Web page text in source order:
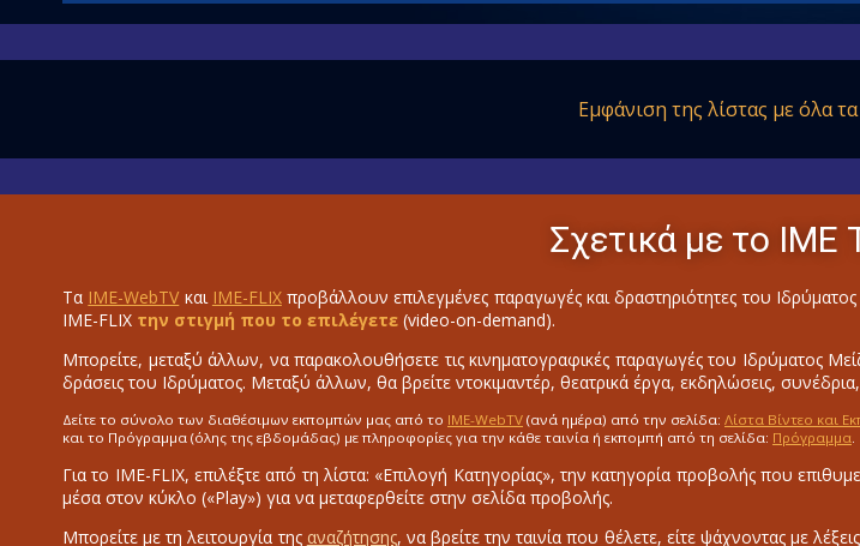
Εμφάνιση της λίστας με όλα
Σχετικά με το ΙΜΕ
Τα IME-WebTV και IME-FLIXπροβάλλουν επιλεγμένες παραγωγές και δραστηριότητες του
IME-FLIX την στιγμή που το επιλέγετε (video-on-demand).
Μπορείτε, μεταξύ άλλων, να παρακολουθήσετε τις κινηματογραφικές παραγωγές του Ιδρύματος
δράσεις του Ιδρύματος. Μεταξύ άλλων, θα βρείτε ντοκιμαντέρ, θεατρικά έργα, εκδηλώσεις,
Δείτε το σύνολο των διαθέσιμων εκπομπών μας από το IME-WebTV (ανά ημέρα) από την σελίδα: Λίστα Βίντεο και
και το Πρόγραμμα (όλης της εβδομάδας) με πληροφορίες για την κάθε ταινία ή εκπομπή από τη σελίδα: Πρόγραμμα.
Για το IME-FLIX, επιλέξτε από τη λίστα: «Επιλογή Κατηγορίας», την κατηγορία προβολής που
μέσα στον κύκλο («Play») για να μεταφερθείτε στην σελίδα προβολής.
Μπορείτε με τη λειτουργία της αναζήτησης, να βρείτε την ταινία που θέλετε, είτε ψάχνοντας με